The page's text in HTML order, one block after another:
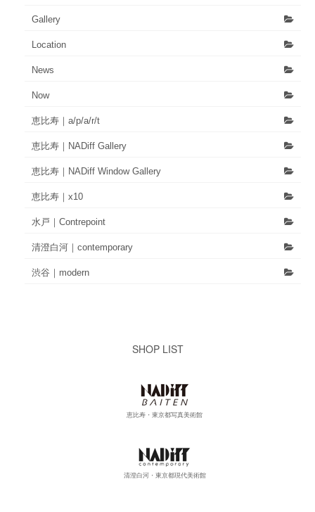
Gallery
Location
News
Now
恵比寿｜a/p/a/r/t
恵比寿｜NADiff Gallery
恵比寿｜NADiff Window Gallery
恵比寿｜x10
水戸｜Contrepoint
清澄白河｜contemporary
渋谷｜modern
SHOP LIST
恵比寿・東京都写真美術館
清澄白河・東京都現代美術館